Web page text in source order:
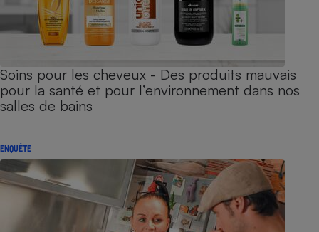
Soins pour les cheveux - Des produits mauvais
pour la santé et pour l’environnement dans nos
salles de bains
ENQUÊTE